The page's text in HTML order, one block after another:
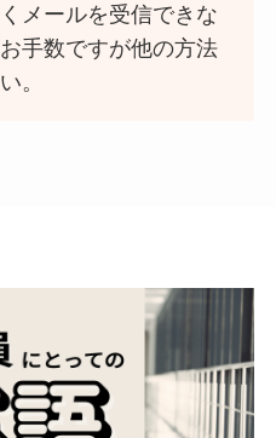
メールを受信できな
手数ですが他の方法
。